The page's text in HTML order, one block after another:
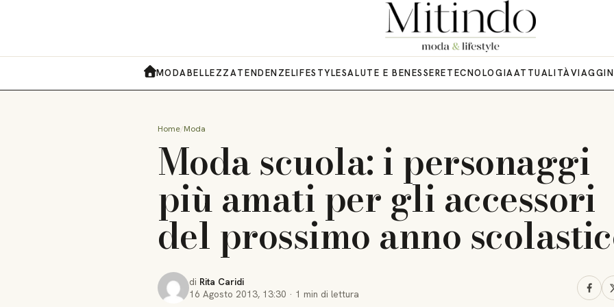
MODABELLEZZATENDENZELIFESTYLESALUTE E BENESSERETECNOLOGIAATTUALITÀVIAGGI
Home Moda
Moda scuola: i personaggi
più amati per gli accessori
del prossimo anno
di Rita Caridi
16 Agosto 2013, 13:30 · 1 min di lettura